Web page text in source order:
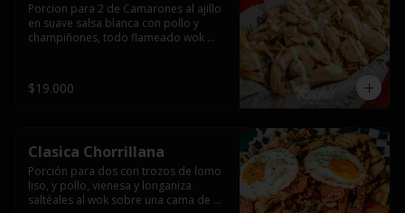
Porcion para 2 de Camarones al ajillo
en suave salsa blanca con pollo y
champiñones, todo flameado wok
$19.000
Clasica Chorrillana
Porción para dos con trozos de lomo
liso, y pollo, vienesa y longaniza
saltéales al wok sobre una cama de